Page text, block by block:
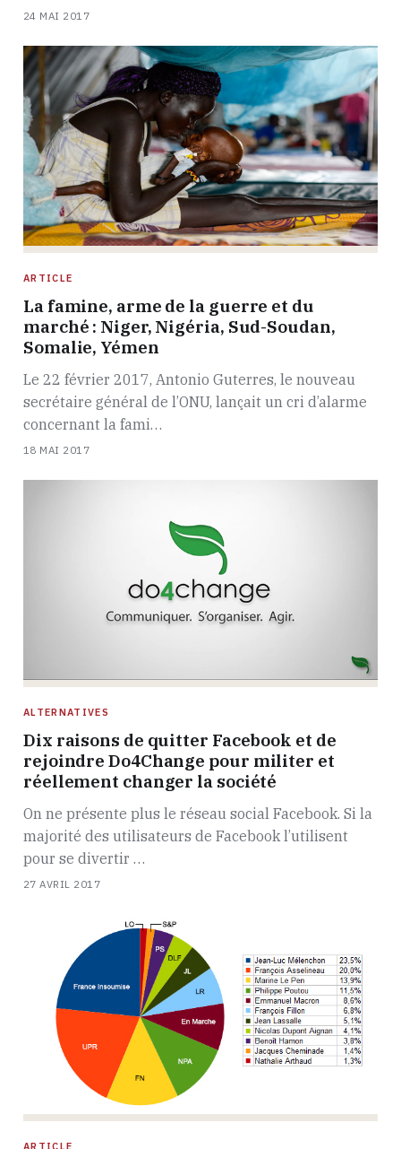
24 MAI 2017
ARTICLE
La famine, arme de la guerre et du
marché : Niger, Nigéria, Sud-Soudan,
Somalie, Yémen
Le 22 février 2017, Antonio Guterres, le nouveau
secrétaire général de l’ONU, lançait un cri d’alarme
concernant la fami…
18 MAI 2017
ALTERNATIVES
Dix raisons de quitter Facebook et de
rejoindre Do4Change pour militer et
réellement changer la société
On ne présente plus le réseau social Facebook. Si la
majorité des utilisateurs de Facebook l’utilisent
pour se divertir …
27 AVRIL 2017
ARTICLE